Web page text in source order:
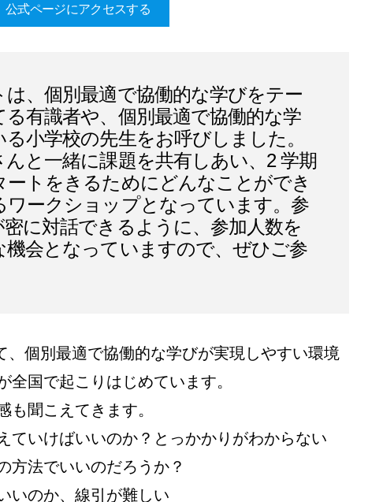
公式ページにアクセスする
、個別最適で協働的な学びをテー
有識者や、個別最適で協働的な学
小学校の先生をお呼びしました。
と一緒に課題を共有しあい、2 学期
ートをきるためにどんなことができ
ワークショップとなっています。参
に対話できるように、参加人数を
機会となっていますので、ぜひご参
、個別最適で協働的な学びが実現しやすい環境
全国で起こりはじめています。
も聞こえてきます。
ていけばいいのか？とっかかりがわからない
方法でいいのだろうか？
いのか、線引が難しい